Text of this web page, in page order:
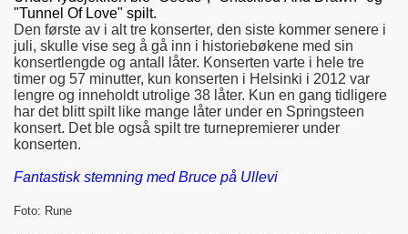
"Tunnel Of Love" spilt.
Den første av i alt tre konserter, den siste kommer senere i
juli, skulle vise seg å gå inn i historiebøkene med sin
konsertlengde og antall låter. Konserten varte i hele tre
timer og 57 minutter, kun konserten i Helsinki i 2012 var
lengre og inneholdt utrolige 38 låter. Kun en gang tidligere
har det blitt spilt like mange låter under en Springsteen
konsert. Det ble også spilt tre turnepremierer under
konserten.
Fantastisk stemning med Bruce på Ullevi
Foto: Rune